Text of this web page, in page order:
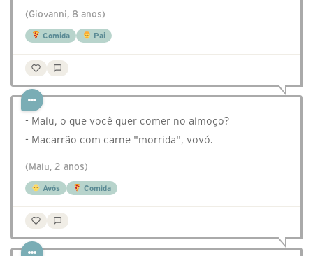
(Giovanni, 8 anos)
Comida Pai
- Malu, o que você quer comer no almoço?
- Macarrão com carne "morrida", vovó.
(Malu, 2 anos)
Avós Comida